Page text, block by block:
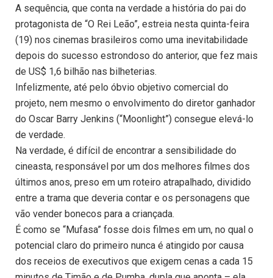
A sequência, que conta na verdade a história do pai do
protagonista de “O Rei Leão”, estreia nesta quinta-feira
(19) nos cinemas brasileiros como uma inevitabilidade
depois do sucesso estrondoso do anterior, que fez mais
de US$ 1,6 bilhão nas bilheterias.
Infelizmente, até pelo óbvio objetivo comercial do
projeto, nem mesmo o envolvimento do diretor ganhador
do Oscar Barry Jenkins (“Moonlight”) consegue elevá-lo
de verdade.
Na verdade, é difícil de encontrar a sensibilidade do
cineasta, responsável por um dos melhores filmes dos
últimos anos, preso em um roteiro atrapalhado, dividido
entre a trama que deveria contar e os personagens que
vão vender bonecos para a criançada.
É como se “Mufasa” fosse dois filmes em um, no qual o
potencial claro do primeiro nunca é atingido por causa
dos receios de executivos que exigem cenas a cada 15